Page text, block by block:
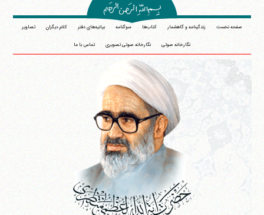
صفحه نخست زندگینامه و گاهشمار کتاب‌ها سوگنامه بیانیه‌های دفتر کلام دیگران تصاویر
نگارخانه صوتی نگارخانه صوتی تصویری تماس با ما